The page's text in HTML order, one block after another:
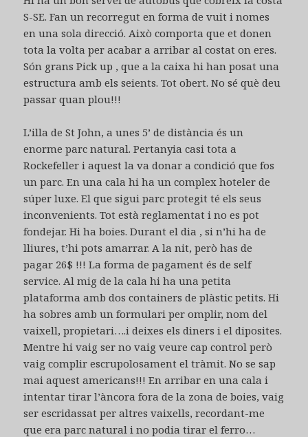
S-SE. Fan un recorregut en forma de vuit i nomes
en una sola direcció. Això comporta que et donen
tota la volta per acabar a arribar al costat on eres.
Són grans Pick up , que a la caixa hi han posat una
estructura amb els seients. Tot obert. No sé què deu
passar quan plou!!!
L’illa de St John, a unes 5’ de distància és un
enorme parc natural. Pertanyia casi tota a
Rockefeller i aquest la va donar a condició que fos
un parc. En una cala hi ha un complex hoteler de
súper luxe. El que sigui parc protegit té els seus
inconvenients. Tot està reglamentat i no es pot
fondejar. Hi ha boies. Durant el dia , si n’hi ha de
lliures, t’hi pots amarrar. A la nit, però has de
pagar 26$ !!! La forma de pagament és de self
service. Al mig de la cala hi ha una petita
plataforma amb dos containers de plàstic petits. Hi
ha sobres amb un formulari per omplir, nom del
vaixell, propietari….i deixes els diners i el diposites.
Mentre hi vaig ser no vaig veure cap control però
vaig complir escrupolosament el tràmit. No se sap
mai aquest americans!!! En arribar en una cala i
intentar tirar l’àncora fora de la zona de boies, vaig
ser escridassat per altres vaixells, recordant-me
que era parc natural i no podia tirar el ferro…